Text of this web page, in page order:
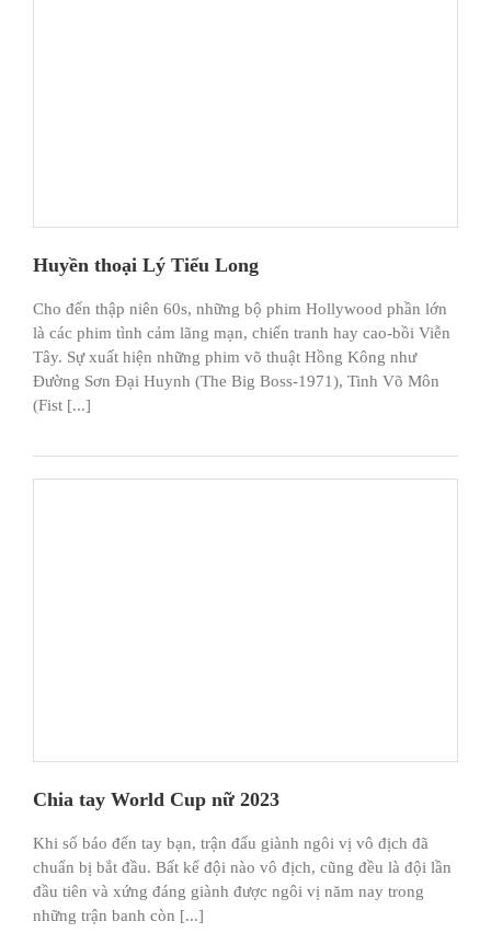
Huyền thoại Lý Tiểu Long
Cho đến thập niên 60s, những bộ phim Hollywood phần lớn
là các phim tình cảm lãng mạn, chiến tranh hay cao-bồi Viễn
Tây. Sự xuất hiện những phim võ thuật Hồng Kông như
Đường Sơn Đại Huynh (The Big Boss-1971), Tinh Võ Môn
(Fist [...]
Chia tay World Cup nữ 2023
Khi số báo đến tay bạn, trận đấu giành ngôi vị vô địch đã
chuẩn bị bắt đầu. Bất kể đội nào vô địch, cũng đều là đội lần
đầu tiên và xứng đáng giành được ngôi vị năm nay trong
những trận banh còn [...]